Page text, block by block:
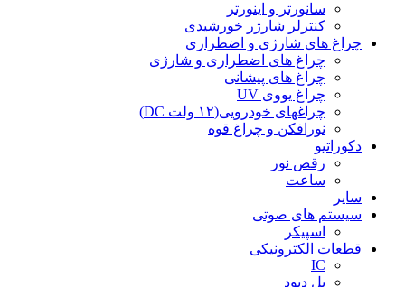
سانورتر و اینورتر
کنترلر شارژر خورشیدی
چراغ های شارژی و اضطراری
چراغ های اضطراری و شارژی
چراغ های پیشانی
چراغ یووی UV
چراغهای خودرویی(۱۲ ولت DC)
نورافکن و چراغ قوه
دکوراتیو
رقص نور
ساعت
سایر
سیستم های صوتی
اسپیکر
قطعات الکترونیکی
IC
پل دیود